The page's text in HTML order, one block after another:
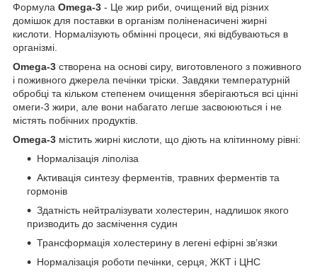
Формула Omega-3 - Це жир риби, очищений від різних
домішок для поставки в організм поліненасичені жирні
кислоти. Нормалізують обмінні процеси, які відбуваються в
організмі.
Omega-3 створена на основі сиру, виготовленого з поживного
і поживного джерела печінки тріски. Завдяки температурній
обробці та кільком степенем очищення зберігаються всі цінні
омеги-3 жири, але вони набагато легше засвоюються і не
містять побічних продуктів.
Omega-3 містить жирні кислоти, що діють на клітинному рівні:
Нормалізація ліполіза
Активація синтезу ферментів, травних ферментів та
гормонів
Здатність нейтралізувати холестерин, надлишок якого
призводить до засмічення судин
Трансформація холестерину в легені ефірні зв’язки
Нормалізація роботи печінки, серця, ЖКТ і ЦНС